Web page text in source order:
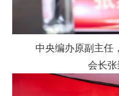
中央编办原副主任，
会长张